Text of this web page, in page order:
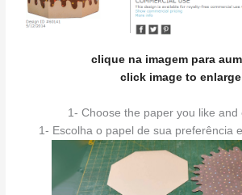
clique na imagem para
click image to enlarge
1- Choose the paper you like and
1- Escolha o papel de sua preferência